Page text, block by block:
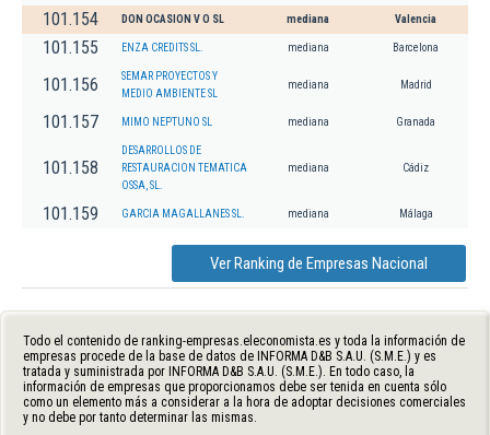
101.154 DON OCASION V O SL mediana Valencia
101.155 ENZA CREDITS SL. mediana Barcelona
101.156
SEMAR PROYECTOS Y
MEDIO AMBIENTE SL
mediana Madrid
101.157 MIMO NEPTUNO SL mediana Granada
101.158
DESARROLLOS DE
RESTAURACION TEMATICA
OSSA, SL.
mediana Cádiz
101.159 GARCIA MAGALLANES SL. mediana Málaga
Ver Ranking de Empresas Nacional
Todo el contenido de ranking-empresas.eleconomista.es y toda la información de
empresas procede de la base de datos de INFORMA D&B S.A.U. (S.M.E.) y es
tratada y suministrada por INFORMA D&B S.A.U. (S.M.E.). En todo caso, la
información de empresas que proporcionamos debe ser tenida en cuenta sólo
como un elemento más a considerar a la hora de adoptar decisiones comerciales
y no debe por tanto determinar las mismas.